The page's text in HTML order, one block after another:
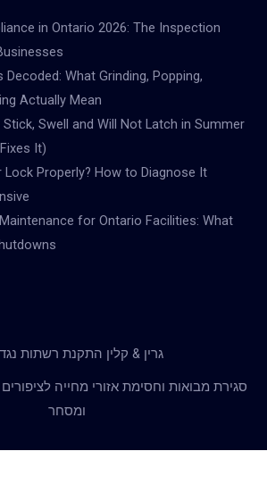
in Ontario 2026: The Inspection
Businesses
Decoded: What Grinding, Popping,
Actually Mean
Stick, Swell and Will Not Latch in Summer
Fixes It)
Lock Properly? How to Diagnose It
Maintenance for Ontario Facilities: What
גרין & קלין התקנת רשתות נגד
סגירת מבואות וחסימת אזורי מחייה לציפורים
ומסחר